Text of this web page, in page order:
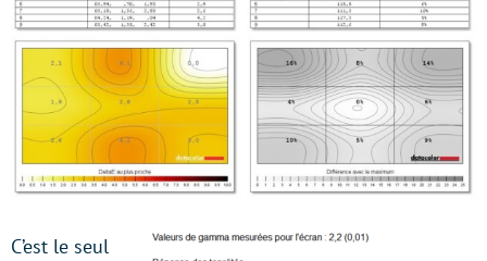
C’est le seul